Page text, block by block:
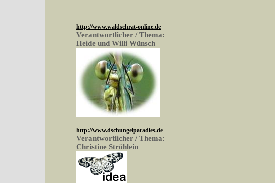
http://www.waldschrat-online.de
Verantwortlicher / Thema:
Heide und Willi Wünsch
http://www.dschungelparadies.de
Verantwortlicher / Thema:
Christine Ströhlein